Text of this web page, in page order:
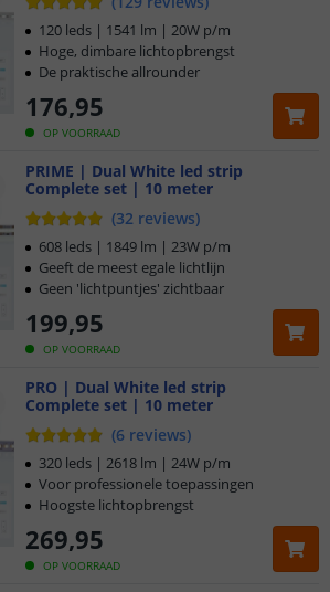
OP VOORRAAD
176,95
120 leds | 1541 lm | 20W p/m
Hoge, dimbare lichtopbrengst
De praktische allrounder
PRIME | Dual White led strip
Complete set | 10 meter
(32 reviews)
OP VOORRAAD
199,95
608 leds | 1849 lm | 23W p/m
Geeft de meest egale lichtlijn
Geen 'lichtpuntjes' zichtbaar
PRO | Dual White led strip
Complete set | 10 meter
(6 reviews)
OP VOORRAAD
269,95
320 leds | 2618 lm | 24W p/m
Voor professionele toepassingen
Hoogste lichtopbrengst